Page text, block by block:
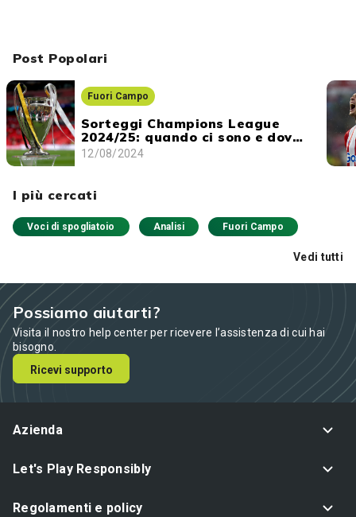
Post Popolari
Fuori Campo
Sorteggi Champions League
2024/25: quando ci sono e dove
vederli
12/08/2024
I più cercati
Voci di spogliatoio Analisi Fuori Campo
Vedi tutti
Possiamo aiutarti?
Visita il nostro help center per ricevere l’assistenza di cui hai
bisogno.
Ricevi supporto
Azienda
Let's Play Responsibly
Regolamenti e policy